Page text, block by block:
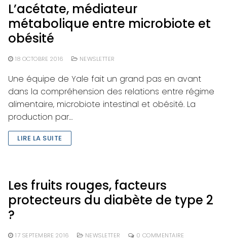
L’acétate, médiateur
métabolique entre microbiote et
obésité
18 OCTOBRE 2016 NEWSLETTER
Une équipe de Yale fait un grand pas en avant
dans la compréhension des relations entre régime
alimentaire, microbiote intestinal et obésité. La
production par…
LIRE LA SUITE
Les fruits rouges, facteurs
protecteurs du diabète de type 2
?
17 SEPTEMBRE 2016 NEWSLETTER 0 COMMENTAIRE